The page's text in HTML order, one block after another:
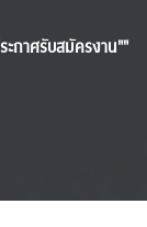
ะกาศรับสมัครงาน""